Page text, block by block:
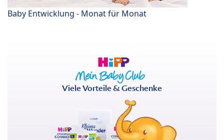
Baby Entwicklung - Monat für Monat
Viele Vorteile & Geschenke